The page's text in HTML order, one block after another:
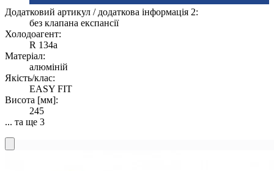
Додатковий артикул / додаткова інформація 2:
без клапана експансії
Холодоагент:
R 134a
Матеріал:
алюміній
Якість/клас:
EASY FIT
Висота [мм]:
245
... та ще 3